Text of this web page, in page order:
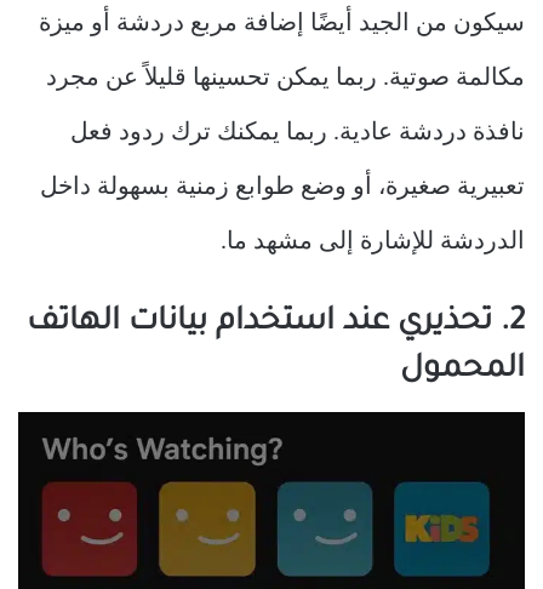
سيكون من الجيد أيضًا إضافة مربع دردشة أو ميزة
مكالمة صوتية. ربما يمكن تحسينها قليلاً عن مجرد
نافذة دردشة عادية. ربما يمكنك ترك ردود فعل
تعبيرية صغيرة، أو وضع طوابع زمنية بسهولة داخل
الدردشة للإشارة إلى مشهد ما.
2. تحذيري عند استخدام بيانات الهاتف
المحمول